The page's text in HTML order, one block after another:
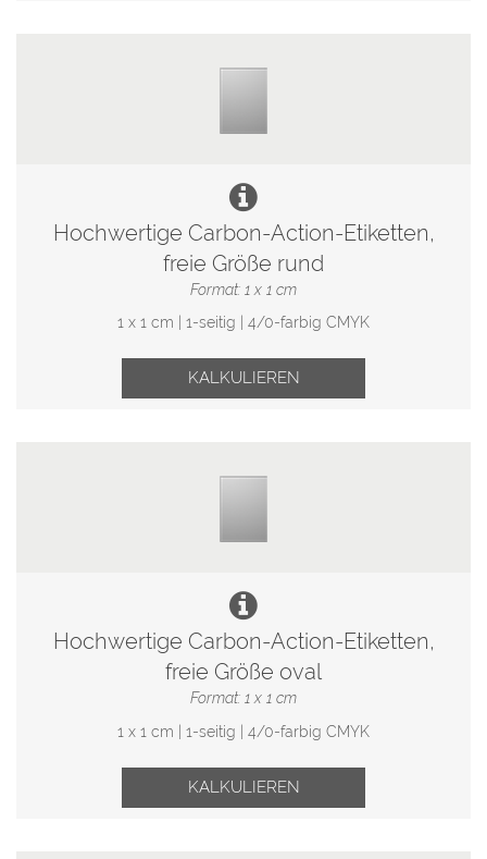
Hochwertige Carbon-Action-Etiketten,
freie Größe rund
Format: 1 x 1 cm
1 x 1 cm | 1-seitig | 4/0-farbig CMYK
KALKULIEREN
Hochwertige Carbon-Action-Etiketten,
freie Größe oval
Format: 1 x 1 cm
1 x 1 cm | 1-seitig | 4/0-farbig CMYK
KALKULIEREN